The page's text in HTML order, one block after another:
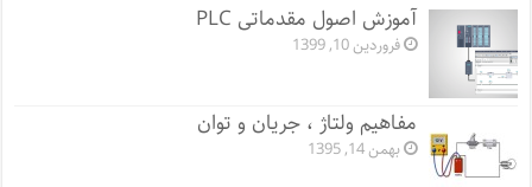
آموزش اصول مقدماتی PLC
فروردین 10, 1399
مفاهیم ولتاژ ، جریان و توان
بهمن 14, 1395